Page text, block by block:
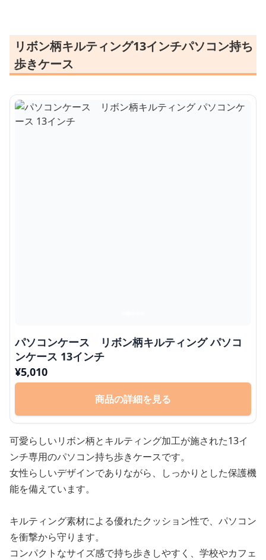
リボン柄キルティング13インチパソコン持ち
歩きケース
パソコンケース リボン柄キルティング パソコ
ンケース 13インチ
¥5,010
商品の詳細を見る
可愛らしいリボン柄とキルティング加工が施された13イ
ンチ専用のパソコン持ち歩きケースです。
女性らしいデザインでありながら、しっかりとした保護機
能を備えています。
キルティング素材による優れたクッション性で、パソコン
を衝撃から守ります。
コンパクトなサイズ感で持ち歩きしやすく、学校やカフェ